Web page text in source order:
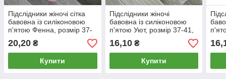
Підслідники жіночі сітка
бавовна із силіконовою
п'ятою Фенна, розмір 37-
41, асорті, 8003
20,20 ₴
Купити
Підслідники жіночі
бавовна із силіконовою
п'ятою Уют, розмір 37-41,
білі, 307
16,10₴
Купити